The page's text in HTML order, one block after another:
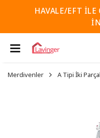
HAVALE/EFT İLE
Merdivenler A Tipi İki